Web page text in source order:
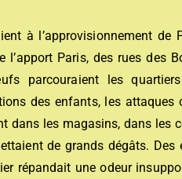
à l’approvisionnement de
Paris, des rues des
parcouraient les
des enfants, les attaques
dans les magasins, dans les
de grands dégâts.
répandait une odeur